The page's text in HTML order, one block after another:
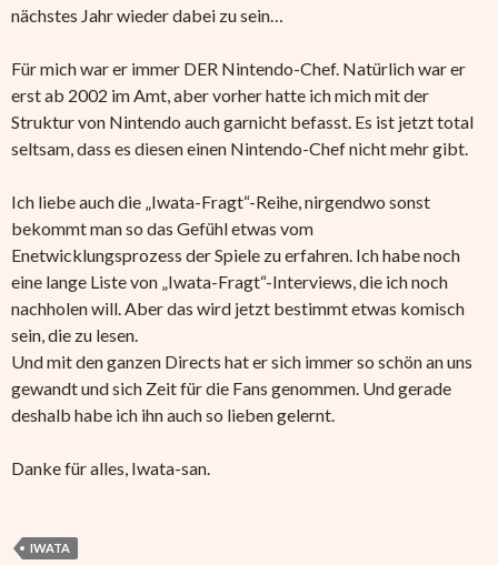
nächstes Jahr wieder dabei zu sein…
Für mich war er immer DER Nintendo-Chef. Natürlich war er
erst ab 2002 im Amt, aber vorher hatte ich mich mit der
Struktur von Nintendo auch garnicht befasst. Es ist jetzt total
seltsam, dass es diesen einen Nintendo-Chef nicht mehr gibt.
Ich liebe auch die „Iwata-Fragt“-Reihe, nirgendwo sonst
bekommt man so das Gefühl etwas vom
Enetwicklungsprozess der Spiele zu erfahren. Ich habe noch
eine lange Liste von „Iwata-Fragt“-Interviews, die ich noch
nachholen will. Aber das wird jetzt bestimmt etwas komisch
sein, die zu lesen.
Und mit den ganzen Directs hat er sich immer so schön an uns
gewandt und sich Zeit für die Fans genommen. Und gerade
deshalb habe ich ihn auch so lieben gelernt.
Danke für alles, Iwata-san.
IWATA